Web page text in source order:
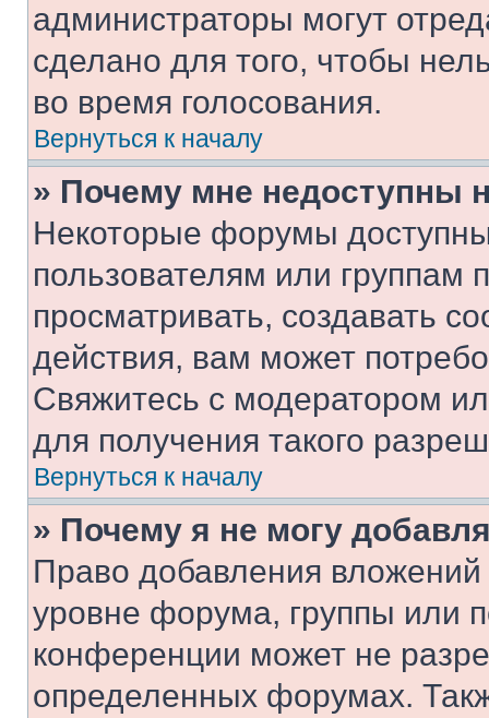
администраторы могут
сделано для того, чтобы
во время голосования.
Вернуться к началу
» Почему мне недоступны
Некоторые форумы
пользователям или группам
просматривать, создавать
действия, вам может
Свяжитесь с модератором
для получения такого
Вернуться к началу
» Почему я не могу
Право добавления
уровне форума, группы или
конференции может не
определенных форумах.